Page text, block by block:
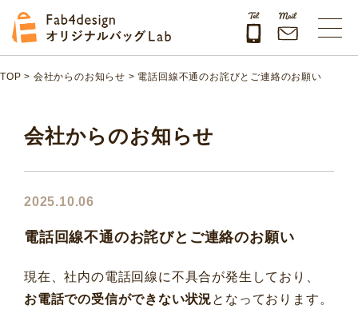
TOP > 会社からのお知らせ > 電話回線不通のお詫びとご連絡のお願い
会社からのお知らせ
2025.10.06
電話回線不通のお詫びとご連絡のお願い
現在、社内の電話回線に不具合が発生しており、
お電話での受信ができない状況となっております。